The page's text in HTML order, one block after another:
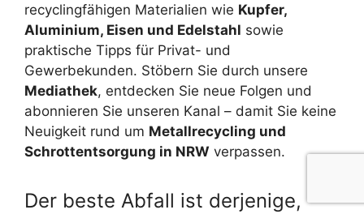
recyclingfähigen Materialien wie Kupfer,
Aluminium, Eisen und Edelstahl sowie
praktische Tipps für Privat- und
Gewerbekunden. Stöbern Sie durch unsere
Mediathek, entdecken Sie neue Folgen und
abonnieren Sie unseren Kanal – damit Sie keine
Neuigkeit rund um Metallrecycling und
Schrottentsorgung in NRW verpassen.
Der beste Abfall ist derjenige,